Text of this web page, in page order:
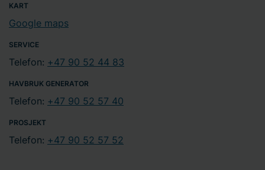
KART
Google maps
SERVICE
Telefon: +47 90 52 44 83
HAVBRUK GENERATOR
Telefon: +47 90 52 57 40
PROSJEKT
Telefon: +47 90 52 57 52